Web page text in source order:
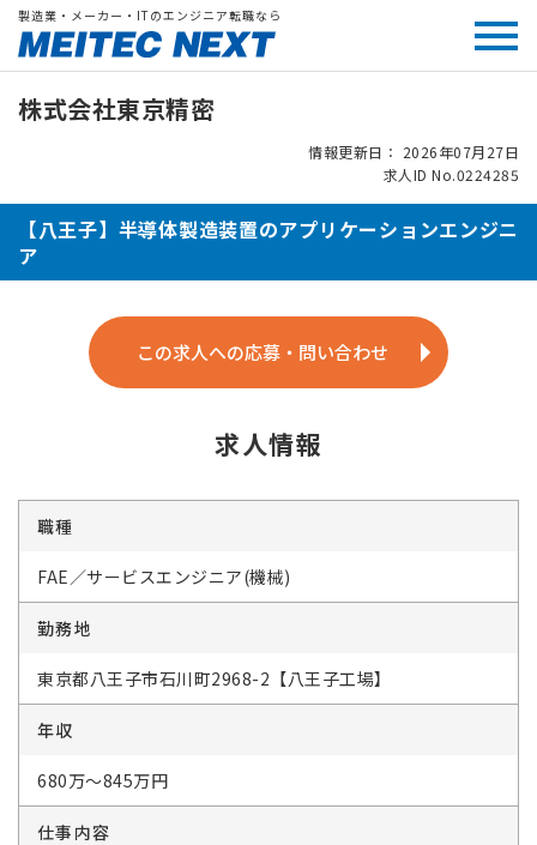
製造業・メーカー・ITのエンジニア転職なら
株式会社東京精密
情報更新日： 2026年07月27日
求人ID No.0224285
【八王子】半導体製造装置のアプリケーションエンジニ
ア
この求人への応募・問い合わせ
求人情報
職種
FAE／サービスエンジニア(機械)
勤務地
東京都八王子市石川町2968-2【八王子工場】
年収
680万～845万円
仕事内容